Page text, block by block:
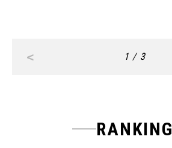
< 1 / 3
RANKING